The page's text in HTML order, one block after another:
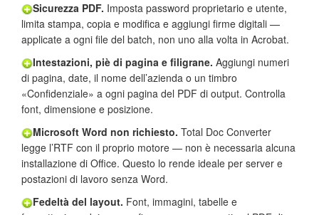
Sicurezza PDF. Imposta password proprietario e utente,
limita stampa, copia e modifica e aggiungi firme digitali —
applicate a ogni file del batch, non uno alla volta in Acrobat.
Intestazioni, piè di pagina e filigrane. Aggiungi numeri
di pagina, date, il nome dell’azienda o un timbro
«Confidenziale» a ogni pagina del PDF di output. Controlla
font, dimensione e posizione.
Microsoft Word non richiesto. Total Doc Converter
legge l’RTF con il proprio motore — non è necessaria alcuna
installazione di Office. Questo lo rende ideale per server e
postazioni di lavoro senza Word.
Fedeltà del layout. Font, immagini, tabelle e